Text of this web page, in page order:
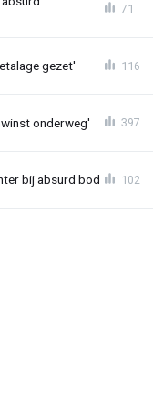
71
gezet' 116
onderweg' 397
bij absurd bod 102